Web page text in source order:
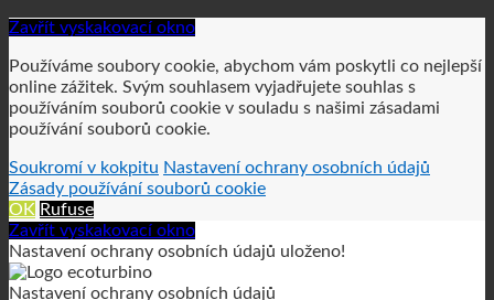
Soukromí v kokpitu Nastavení ochrany osobních údajů
Zásady používání souborů cookie
OK Rufuse
Zavřít vyskakovací okno
Nastavení ochrany osobních údajů uloženo!
Když navštívíte jakýkoli web, může prohlížeč ukládat nebo
načítat informace, většinou ve formě souborů cookie. Své
osobní služby souborů cookie můžete ovládat zde.
Nezbytné Analytika Soukromí v kokpitu
osobních údajů
Zásady používání souborů cookie